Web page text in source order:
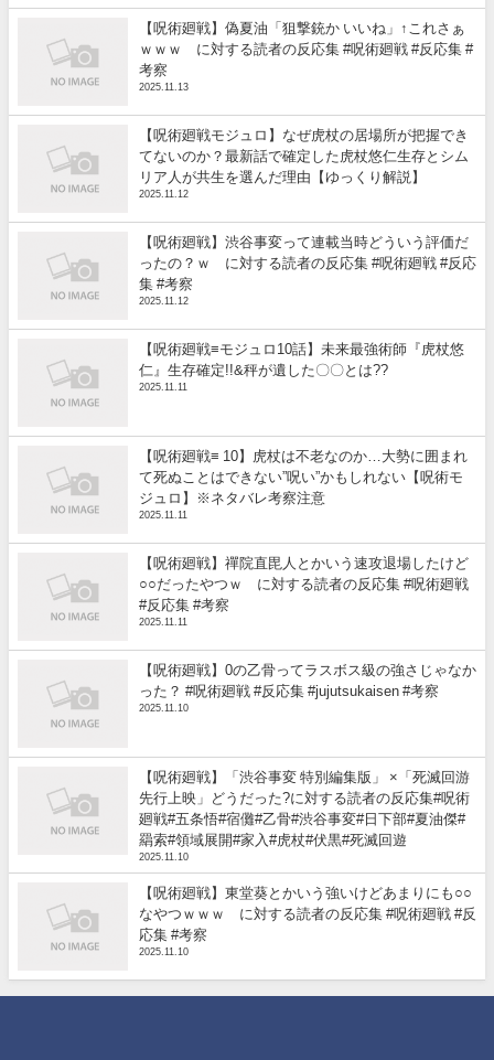
【呪術廻戦】偽夏油「狙撃銃か いいね」↑これさぁ
ｗｗｗ に対する読者の反応集 #呪術廻戦 #反応集 #
考察
2025.11.13
【呪術廻戦モジュロ】なぜ虎杖の居場所が把握でき
てないのか？最新話で確定した虎杖悠仁生存とシム
リア人が共生を選んだ理由【ゆっくり解説】
2025.11.12
【呪術廻戦】渋谷事変って連載当時どういう評価だ
ったの？ｗ に対する読者の反応集 #呪術廻戦 #反応
集 #考察
2025.11.12
【呪術廻戦≡モジュロ10話】未来最強術師『虎杖悠
仁』生存確定!!&秤が遺した〇〇とは??
2025.11.11
【呪術廻戦≡ 10】虎杖は不老なのか…大勢に囲まれ
て死ぬことはできない”呪い”かもしれない【呪術モ
ジュロ】※ネタバレ考察注意
2025.11.11
【呪術廻戦】禪院直毘人とかいう速攻退場したけど
○○だったやつｗ に対する読者の反応集 #呪術廻戦
#反応集 #考察
2025.11.11
【呪術廻戦】0の乙骨ってラスボス級の強さじゃなか
った？ #呪術廻戦 #反応集 #jujutsukaisen #考察
2025.11.10
【呪術廻戦】「渋谷事変 特別編集版」 ×「死滅回游
先行上映」どうだった?に対する読者の反応集#呪術
廻戦#五条悟#宿儺#乙骨#渋谷事変#日下部#夏油傑#
羂索#領域展開#家入#虎杖#伏黒#死滅回遊
2025.11.10
【呪術廻戦】東堂葵とかいう強いけどあまりにも○○
なやつｗｗｗ に対する読者の反応集 #呪術廻戦 #反
応集 #考察
2025.11.10